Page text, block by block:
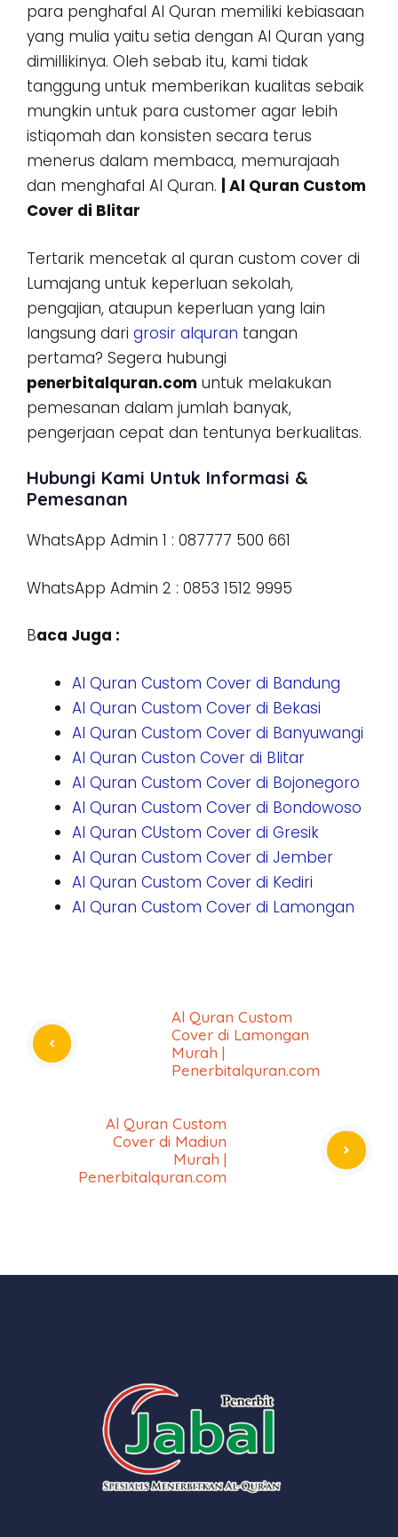
para penghafal Al Quran memiliki kebiasaan
yang mulia yaitu setia dengan Al Quran yang
dimillikinya. Oleh sebab itu, kami tidak
tanggung untuk memberikan kualitas sebaik
mungkin untuk para customer agar lebih
istiqomah dan konsisten secara terus
menerus dalam membaca, memurajaah
dan menghafal Al Quran.
| Al Quran Custom
Cover di Blitar
Tertarik mencetak al quran custom cover di
Lumajang untuk keperluan sekolah,
pengajian, ataupun keperluan yang lain
langsung dari grosir alquran tangan
pertama? Segera hubungi
penerbitalquran.com untuk melakukan
pemesanan dalam jumlah banyak,
pengerjaan cepat dan tentunya berkualitas.
Hubungi Kami Untuk Informasi &
Pemesanan
WhatsApp Admin 1 : 087777 500 661
WhatsApp Admin 2 : 0853 1512 9995
Baca Juga :
Al Quran Custom Cover di Bandung
Al Quran Custom Cover di Bekasi
Al Quran Custom Cover di Banyuwangi
Al Quran Custon Cover di Blitar
Al Quran Custom Cover di Bojonegoro
Al Quran Custom Cover di Bondowoso
Al Quran CUstom Cover di Gresik
Al Quran Custom Cover di Jember
Al Quran Custom Cover di Kediri
Al Quran Custom Cover di Lamongan
Al Quran Custom
Cover di Lamongan
Murah |
Penerbitalquran.com
Al Quran Custom
Cover di Madiun
Murah |
Penerbitalquran.com